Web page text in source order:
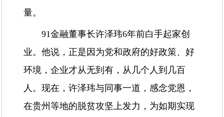
量。
91金融董事长许泽玮6年前白手起家创
业。他说，正是因为党和政府的好政策、好
环境，企业才从无到有，从几个人到几百
人。现在，许泽玮与同事一道，感念党恩，
在贵州等地的脱贫攻坚上发力，为如期实现